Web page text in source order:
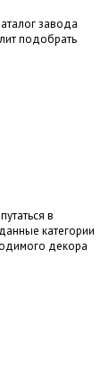
завода
подобрать
в
категории
декора